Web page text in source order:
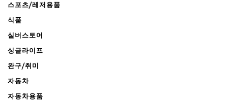
스포츠/레저용품
식품
실버스토어
싱글라이프
완구/취미
자동차
자동차용품